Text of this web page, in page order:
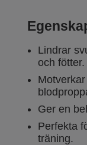
Lindrar
och fötter.
Ger en
Perfekta
träning.